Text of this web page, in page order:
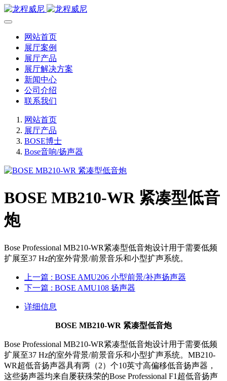
网站首页
展厅案例
展厅产品
展厅解决方案
新闻中心
公司介绍
联系我们
网站首页
展厅产品
BOSE博士
Bose音响/扬声器
BOSE MB210-WR 紧凑型低音
炮
Bose Professional MB210-WR紧凑型低音炮设计用于需要低频
扩展至37 Hz的室外背景/前景音乐和小型扩声系统。
上一篇 : BOSE AMU206 小型前景/补声扬声器
下一篇 : BOSE AMU108 扬声器
详细信息
BOSE MB210-WR 紧凑型低音炮
Bose Professional MB210-WR紧凑型低音炮设计用于需要低频
扩展至37 Hz的室外背景/前景音乐和小型扩声系统。MB210-
WR超低音扬声器具有两（2）个10英寸高偏移低音扬声器，
这些扬声器均来自屡获殊荣的Bose Professional F1超低音扬声